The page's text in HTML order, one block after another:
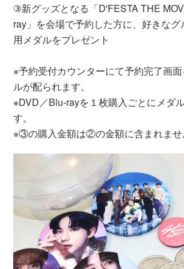
③新グッズとなる「D'FESTA THE
ray」を会場で予約した方に、好きなグ
用メダルをプレゼント
※予約受付カウンターにて予約完了画
ルが配られます。
※DVD／Blu‐rayを１枚購入ごとにメダ
す。
※③の購入金額は②の金額に含まれませ